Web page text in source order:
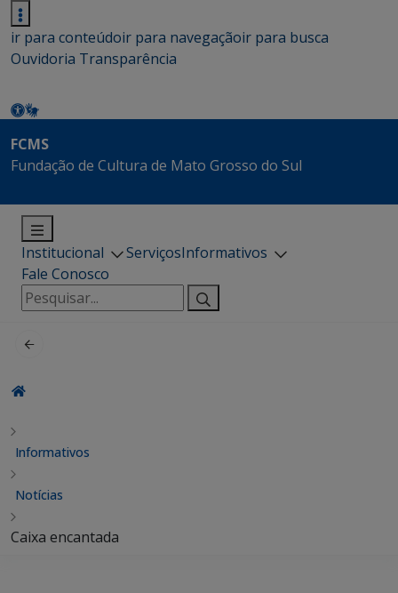
ir para conteúdoir para navegaçãoir para busca
Ouvidoria Transparência
FCMS
Fundação de Cultura de Mato Grosso do Sul
Institucional ServiçosInformativos
Fale Conosco
Pesquisar
por:
Informativos
Notícias
Caixa encantada